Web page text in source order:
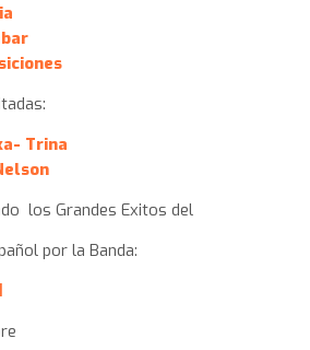
Trina
los Grandes Exitos del
por la Banda: